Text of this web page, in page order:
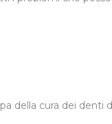
della cura dei denti